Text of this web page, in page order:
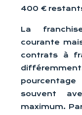
400 €
La
courante
contrats à
souvent
maximum.